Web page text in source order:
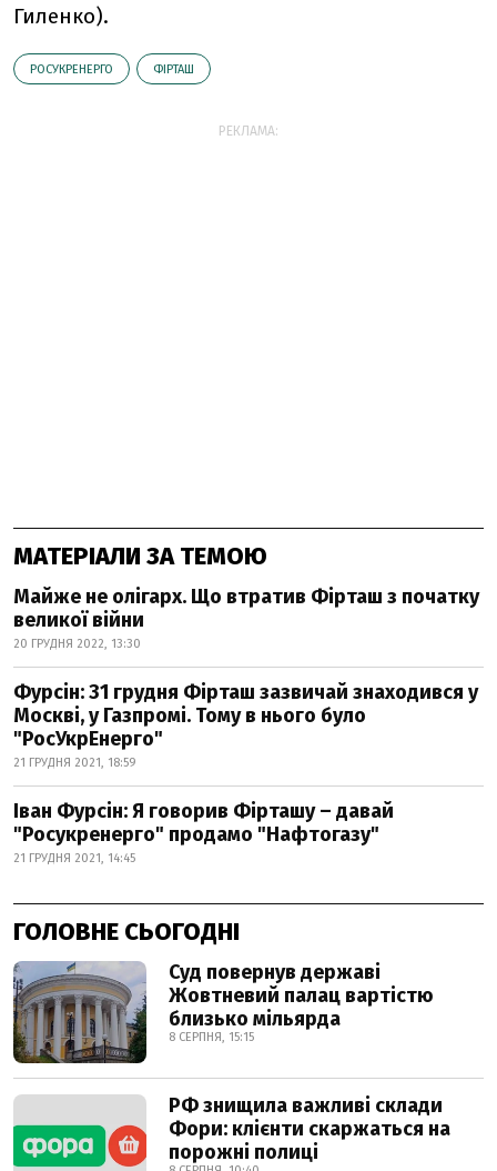
Гиленко).
РОСУКРЕНЕРГО ФІРТАШ
РЕКЛАМА:
МАТЕРІАЛИ ЗА ТЕМОЮ
Майже не олігарх. Що втратив Фірташ з початку
великої війни
20 ГРУДНЯ 2022, 13:30
Фурсін: 31 грудня Фірташ зазвичай знаходився у
Москві, у Газпромі. Тому в нього було
"РосУкрЕнерго"
21 ГРУДНЯ 2021, 18:59
Іван Фурсін: Я говорив Фірташу – давай
"Росукренерго" продамо "Нафтогазу"
21 ГРУДНЯ 2021, 14:45
ГОЛОВНЕ СЬОГОДНІ
Суд повернув державі
Жовтневий палац вартістю
близько мільярда
8 СЕРПНЯ, 15:15
РФ знищила важливі склади
Фори: клієнти скаржаться на
порожні полиці